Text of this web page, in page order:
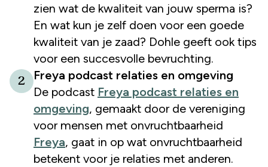
zien wat de kwaliteit van jouw sperma is?
En wat kun je zelf doen voor een goede
kwaliteit van je zaad? Dohle geeft ook tips
voor een succesvolle bevruchting.
2
Freya podcast relaties en omgeving
De podcast Freya podcast relaties en
omgeving, gemaakt door de vereniging
voor mensen met onvruchtbaarheid
Freya, gaat in op wat onvruchtbaarheid
betekent voor je relaties met anderen.